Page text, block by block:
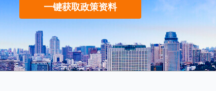
一键获取政策资料